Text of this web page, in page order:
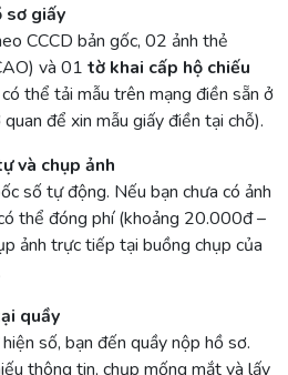
sơ giấy
CCCD bản gốc, 02 ảnh thẻ
và 01 tờ khai cấp hộ chiếu
thể tải mẫu trên mạng điền sẵn ở
để xin mẫu giấy điền tại chỗ).
và chụp ảnh
số tự động. Nếu bạn chưa có ảnh
thể đóng phí (khoảng 20.000đ –
ảnh trực tiếp tại buồng chụp của
quầy
số, bạn đến quầy nộp hồ sơ.
thông tin, chụp mống mắt và lấy